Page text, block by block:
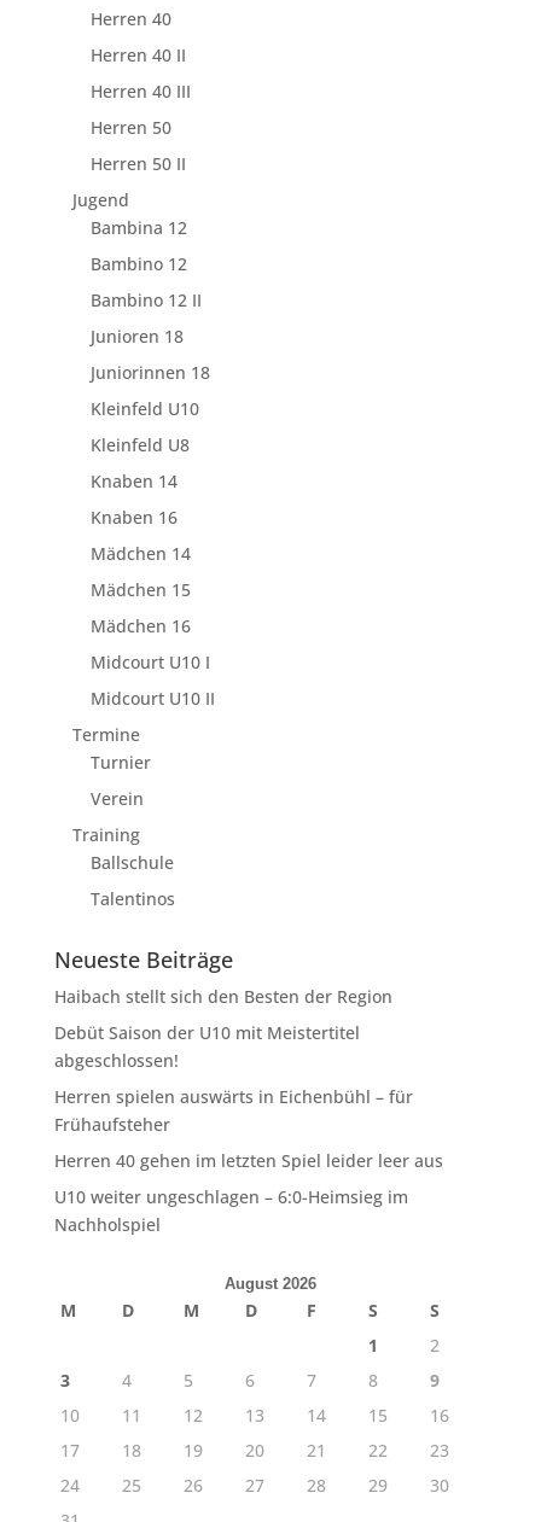
Herren 40
Herren 40 II
Herren 40 III
Herren 50
Herren 50 II
Jugend
Bambina 12
Bambino 12
Bambino 12 II
Junioren 18
Juniorinnen 18
Kleinfeld U10
Kleinfeld U8
Knaben 14
Knaben 16
Mädchen 14
Mädchen 15
Mädchen 16
Midcourt U10 I
Midcourt U10 II
Termine
Turnier
Verein
Training
Ballschule
Talentinos
Neueste Beiträge
Haibach stellt sich den Besten der Region
Debüt Saison der U10 mit Meistertitel
abgeschlossen!
Herren spielen auswärts in Eichenbühl – für
Frühaufsteher
Herren 40 gehen im letzten Spiel leider leer aus
U10 weiter ungeschlagen – 6:0-Heimsieg im
Nachholspiel
August 2026
M D M D F S
S
1
2
3
4 5 6 7 8
9
10
11 12 13 14 15
16
17
18 19 20 21 22
23
24
25 26 27 28 29
30